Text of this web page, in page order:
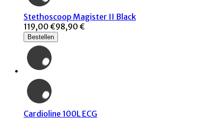
Stethoscoop Magister II Black
119,00 €98,90 €
Bestellen
Cardioline 100L ECG